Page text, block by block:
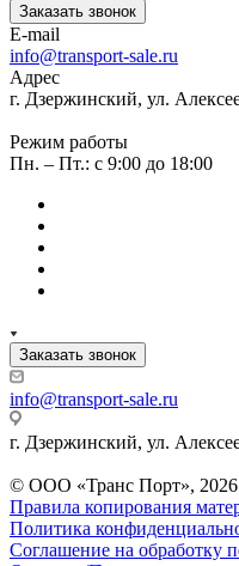
Заказать звонок
E-mail
info@transport-sale.ru
Адрес
г. Дзержинский, ул.
Режим работы
Пн. – Пт.: с 9:00 до 18:00
Заказать звонок
info@transport-sale.ru
г. Дзержинский, ул.
© ООО «Транс Порт», 2026
Правила копирования
Политика
Соглашение на обработку